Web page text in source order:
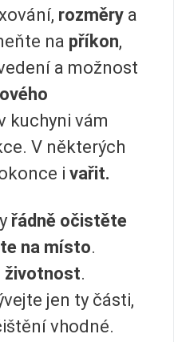
rozměry a
na příkon,
a možnost
kuchyni vám
V některých
i vařit.
řádně očistěte
na místo.
životnost.
jen ty části,
vhodné.